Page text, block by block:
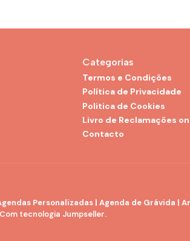
Categorias
Termos e Condições
Política de Privacidade
Politica de Cookies
Livro de Reclamações
Contacto
Personalizadas | Agenda de Grávida |
Com tecnologia Jumpseller.